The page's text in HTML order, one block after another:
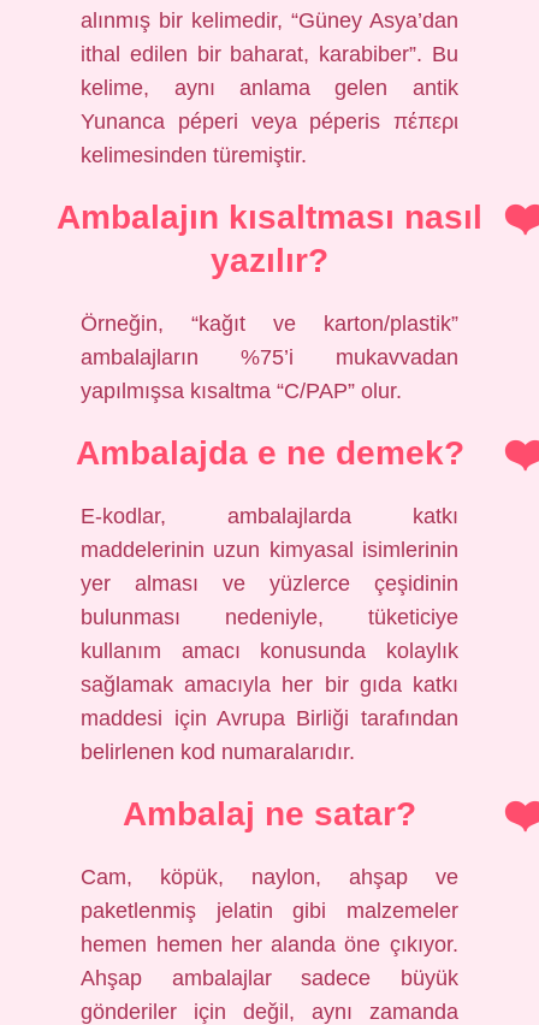
alınmış bir kelimedir, “Güney Asya’dan
ithal edilen bir baharat, karabiber”. Bu
kelime, aynı anlama gelen antik
Yunanca péperi veya péperis πέπερι
kelimesinden türemiştir.
Ambalajın kısaltması nasıl
yazılır?
Örneğin, “kağıt ve karton/plastik”
ambalajların %75’i mukavvadan
yapılmışsa kısaltma “C/PAP” olur.
Ambalajda e ne demek?
E-kodlar, ambalajlarda katkı
maddelerinin uzun kimyasal isimlerinin
yer alması ve yüzlerce çeşidinin
bulunması nedeniyle, tüketiciye
kullanım amacı konusunda kolaylık
sağlamak amacıyla her bir gıda katkı
maddesi için Avrupa Birliği tarafından
belirlenen kod numaralarıdır.
Ambalaj ne satar?
Cam, köpük, naylon, ahşap ve
paketlenmiş jelatin gibi malzemeler
hemen hemen her alanda öne çıkıyor.
Ahşap ambalajlar sadece büyük
gönderiler için değil, aynı zamanda